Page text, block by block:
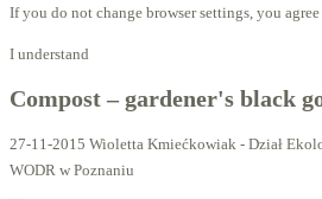
If you do not change browser settings, you agree
I understand
Compost – gardener's black
27-11-2015 Wioletta Kmiećkowiak - Dział
WODR w Poznaniu